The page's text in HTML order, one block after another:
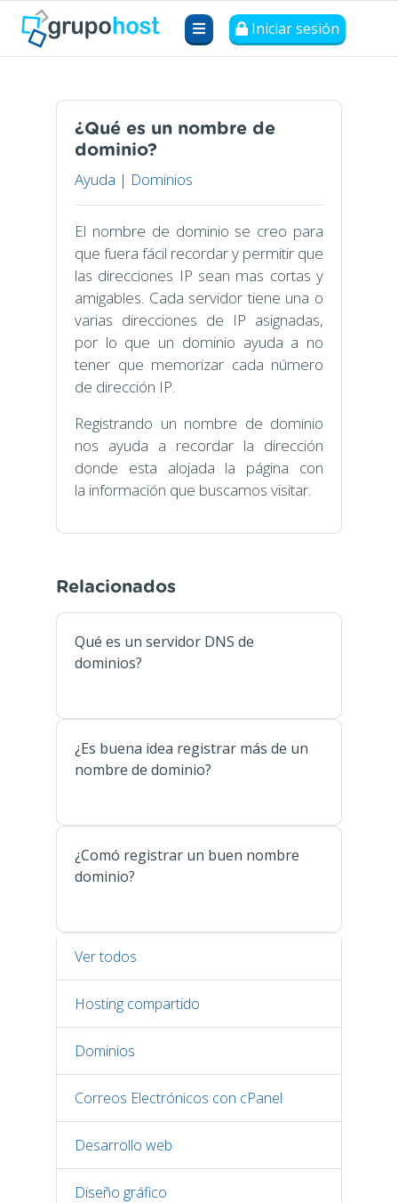
Iniciar sesión
¿Qué es un nombre de
dominio?
Ayuda | Dominios
El nombre de dominio se creo para
que fuera fácil recordar y permitir que
las direcciones IP sean mas cortas y
amigables. Cada servidor tiene una o
varias direcciones de IP asignadas,
por lo que un dominio ayuda a no
tener que memorizar cada número
de dirección IP.
Registrando un nombre de dominio
nos ayuda a recordar la dirección
donde esta alojada la página con
la información que buscamos visitar.
Relacionados
Qué es un servidor DNS de
dominios?
¿Es buena idea registrar más de un
nombre de dominio?
¿Comó registrar un buen nombre
dominio?
Ver todos
Hosting compartido
Dominios
Correos Electrónicos con cPanel
Desarrollo web
Diseño gráfico